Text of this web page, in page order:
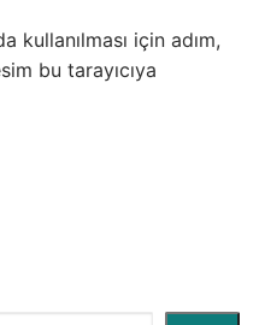
kullanılması için adım,
bu tarayıcıya